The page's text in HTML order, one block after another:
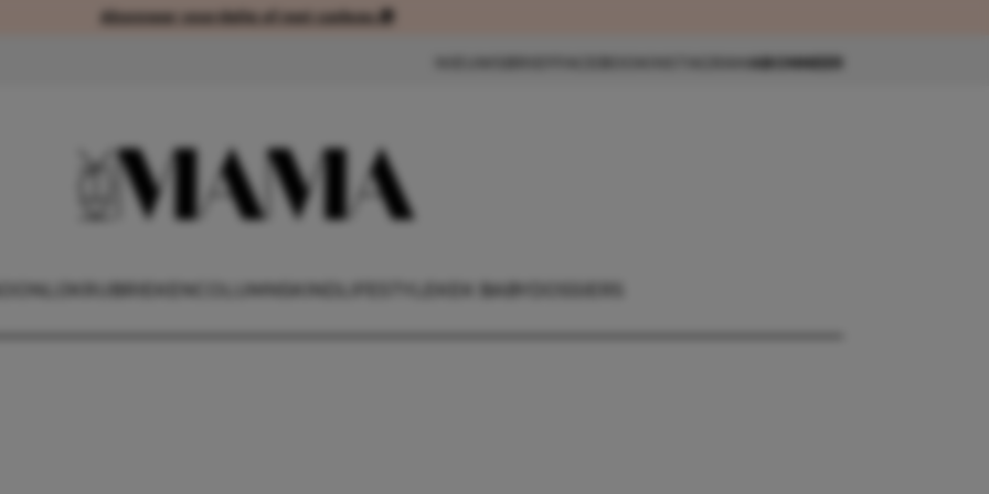
Abonneer voordelig of met cadeau 🎁Abonneer voordelig of met cadeau 🎁
ABONNEER